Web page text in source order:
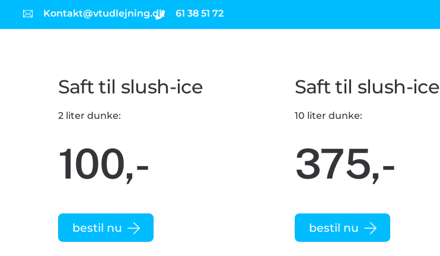
Kontakt@vtudlejning.dk 61 38 51 72
Saft til slush-ice
2 liter dunke:
100,-
bestil nu
Saft til slush-ice
10 liter dunke:
375,-
bestil nu